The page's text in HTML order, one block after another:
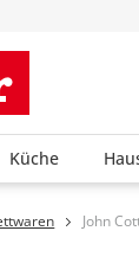
Küche
John